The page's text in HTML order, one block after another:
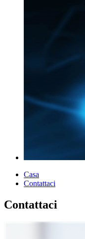
Casa
Contattaci
Contattaci